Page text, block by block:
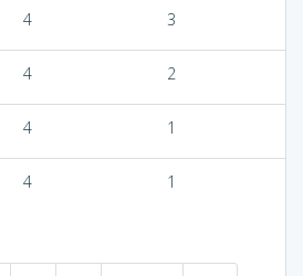
4 3
4 2
4 1
4 1